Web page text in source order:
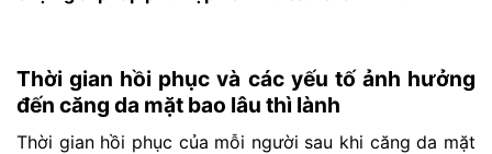
Thời gian hồi phục và các yếu tố ảnh hưởng
đến căng da mặt bao lâu thì lành
Thời gian hồi phục của mỗi người sau khi căng da mặt